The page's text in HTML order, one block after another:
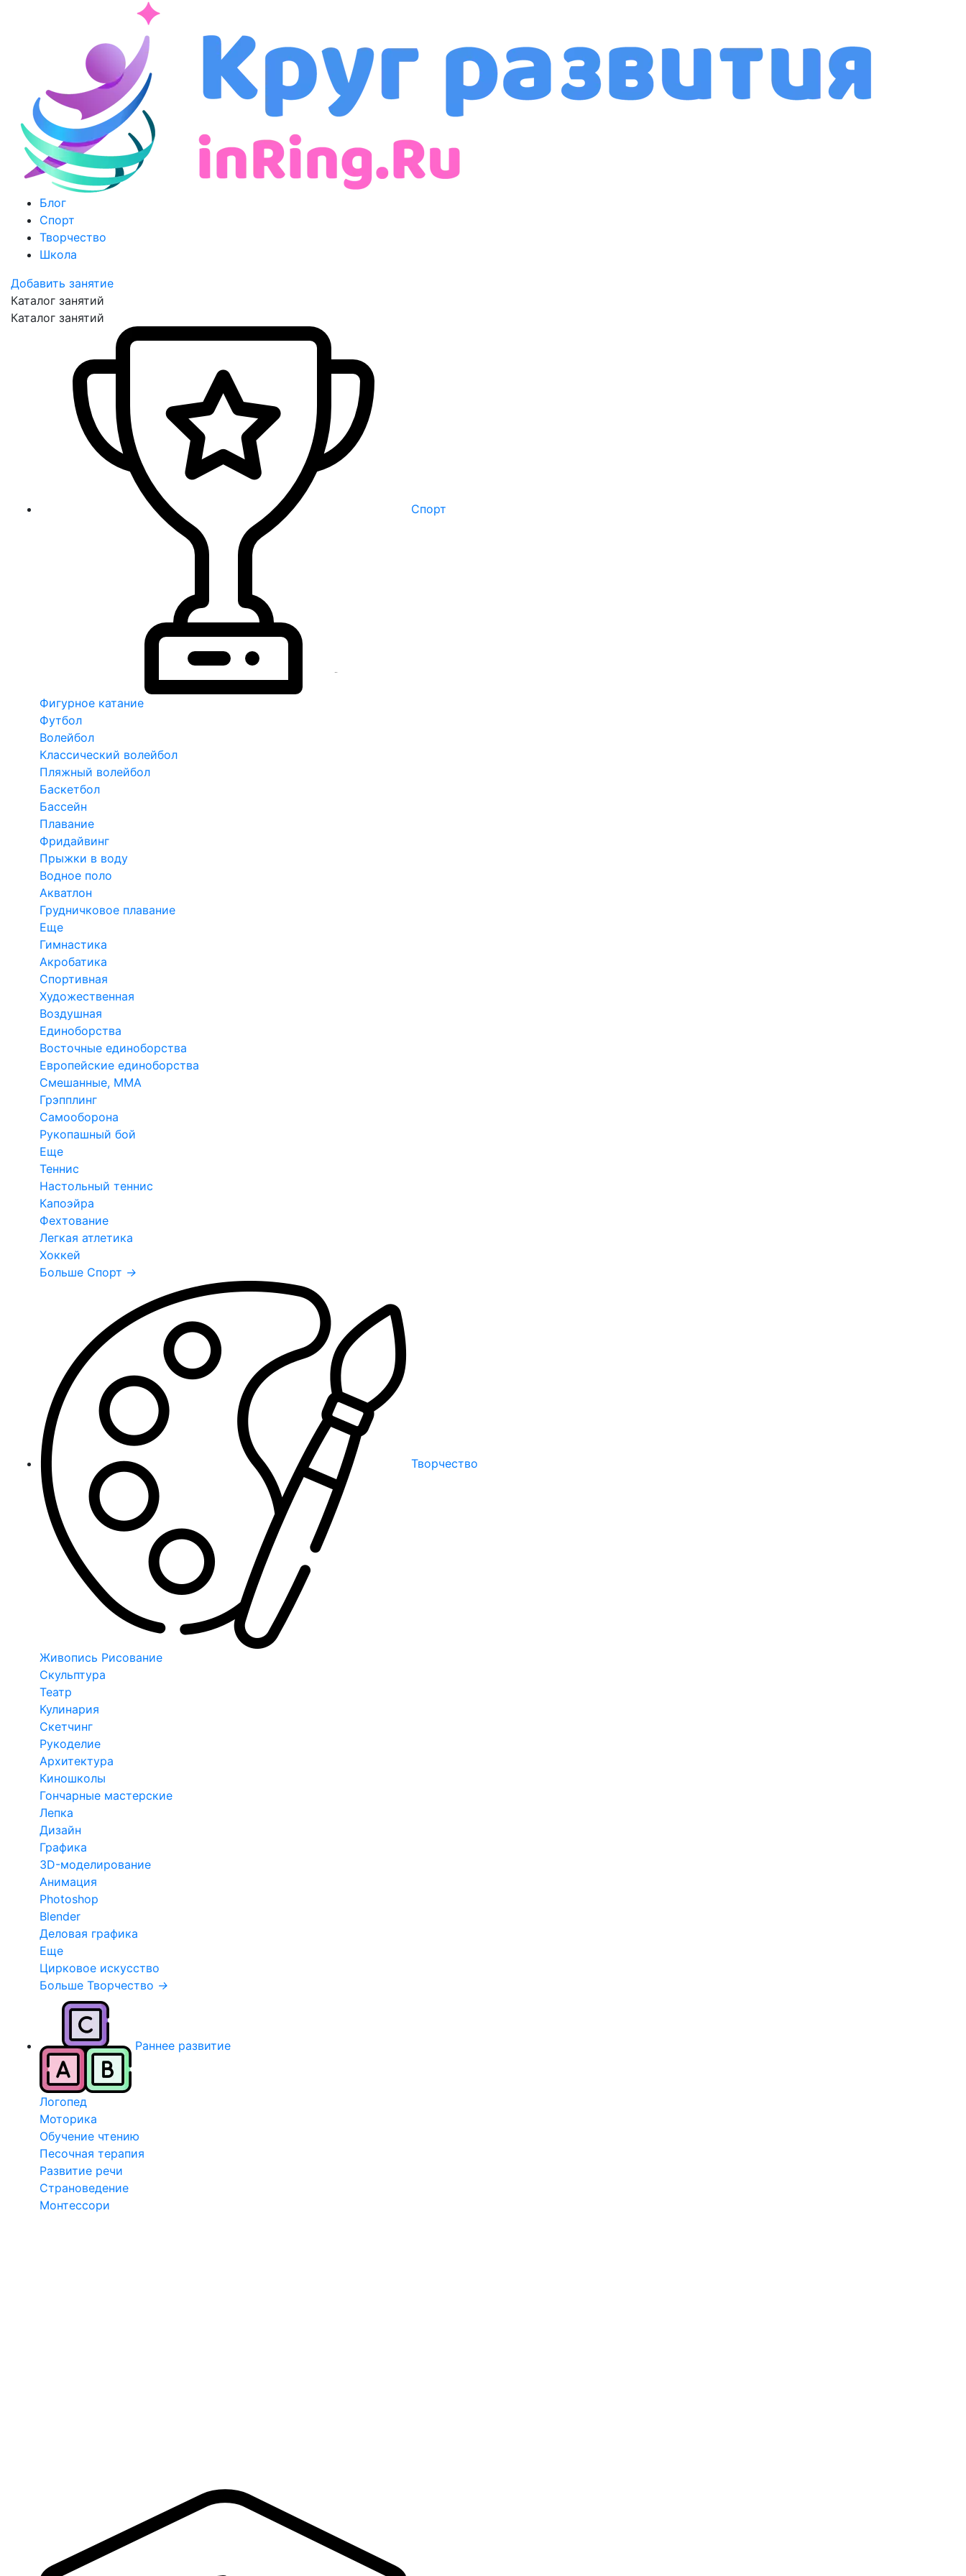
Блог
Спорт
Творчество
Школа
Добавить занятие
Каталог занятий
Каталог занятий
Спорт
Фигурное катание
Футбол
Волейбол
Классический волейбол
Пляжный волейбол
Баскетбол
Бассейн
Плавание
Фридайвинг
Прыжки в воду
Водное поло
Акватлон
Грудничковое плавание
Еще
Гимнастика
Акробатика
Спортивная
Художественная
Воздушная
Единоборства
Восточные единоборства
Европейские единоборства
Смешанные, ММА
Грэпплинг
Самооборона
Рукопашный бой
Еще
Теннис
Настольный теннис
Капоэйра
Фехтование
Легкая атлетика
Хоккей
Больше Спорт →
Творчество
Живопись Рисование
Скульптура
Театр
Кулинария
Скетчинг
Рукоделие
Архитектура
Киношколы
Гончарные мастерские
Лепка
Дизайн
Графика
3D-моделирование
Анимация
Photoshop
Blender
Деловая графика
Еще
Цирковое искусство
Больше Творчество →
Раннее развитие
Логопед
Моторика
Обучение чтению
Песочная терапия
Развитие речи
Страноведение
Монтессори